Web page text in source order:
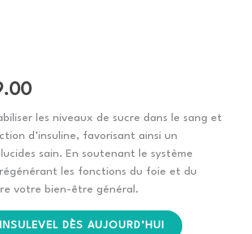
:
Le
prix
actuel
est :
€39.00.
les niveaux de sucre dans le sang et
d’insuline, favorisant ainsi un
sain. En soutenant le système
les fonctions du foie et du
votre bien-être général.
DÈS AUJOURD’HUI